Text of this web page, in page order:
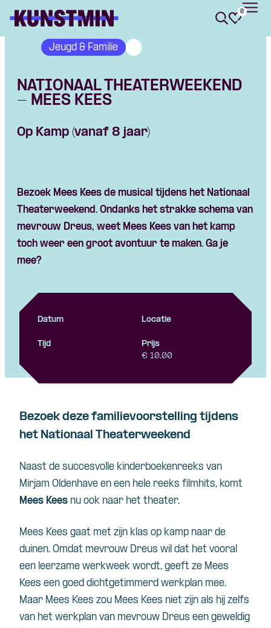
0
Jeugd & Familie
NATIONAAL THEATERWEEKEND
- MEES KEES
Op Kamp (vanaf 8 jaar)
Bezoek Mees Kees de musical tijdens het Nationaal
Theaterweekend. Ondanks het strakke schema van
mevrouw Dreus, weet Mees Kees van het kamp
toch weer een groot avontuur te maken. Ga je
mee?
Datum Locatie
Tijd
Prijs
€ 10,00
Bezoek deze familievoorstelling tijdens
het Nationaal Theaterweekend
Naast de succesvolle kinderboekenreeks van
Mirjam Oldenhave en een hele reeks filmhits, komt
Mees Kees nu ook naar het theater.
Mees Kees gaat met zijn klas op kamp naar de
duinen. Omdat mevrouw Dreus wil dat het vooral
een leerzame werkweek wordt, geeft ze Mees
Kees een goed dichtgetimmerd werkplan mee.
Maar Mees Kees zou Mees Kees niet zijn als hij zelfs
van het werkplan van mevrouw Dreus een geweldig